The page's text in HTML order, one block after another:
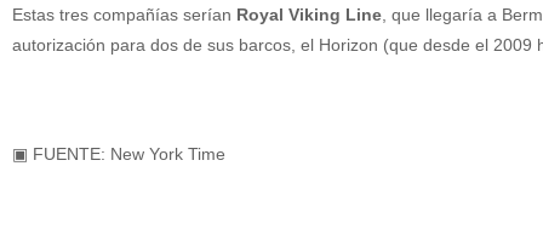
Estas tres compañías serían Royal Viking Line, que llegaría a
autorización para dos de sus barcos, el Horizon (que desde el
▣ FUENTE: New York Time